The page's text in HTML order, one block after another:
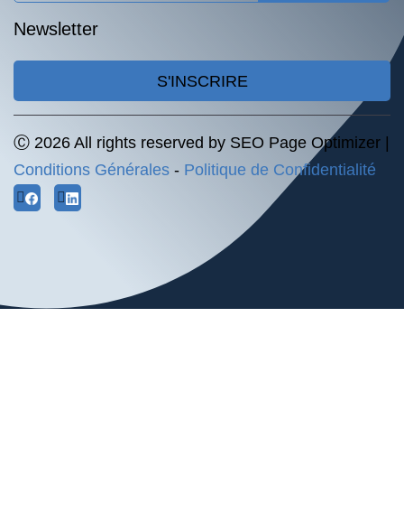
Newsletter
S'INSCRIRE
Ⓒ 2026 All rights reserved by SEO Page Optimizer |
Conditions Générales - Politique de Confidentialité